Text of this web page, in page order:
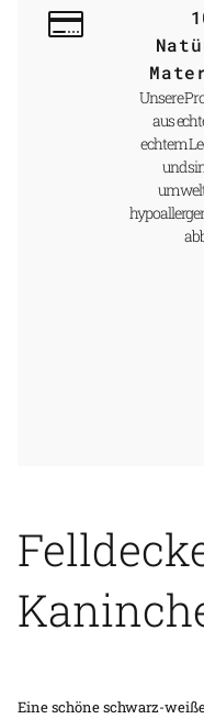
Unsere
aus
echtem
und
Eine schöne schwarz-